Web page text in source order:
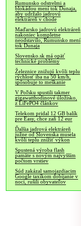
Rumunsko odstrelmi a
blokádou mení tok Dunaja,
aby udržalo jadrovú
elektráreň v chode
Maďarsko jadrovú elektráreň
nakoniec kompletne
neodstavilo, Rumunsko mení
tok Dunaja
Slovensko.sk má opäť
technické problémy
Železnice znižujú kvôli teplu
rýchlosť iba na 50 km/h,
spôsobuje to meškanie
V Poľsku spustili takmer
gigawatthodinové úložisko,
z LiFePO4 článkov
Telekom pridal 12 GB balík
pre Easy, chce zaň 12 eur
Ďalšia jadrová elektráreň
južne od Slovenska musela
kvôli teplu znížiť výkon
Spustená výroba flash
pamäte s novým najvyšším
počtom vrstiev
Súd zakázal samojazdiacim
Google taxíkom dobíjanie v
noci, rušili obyvateľov